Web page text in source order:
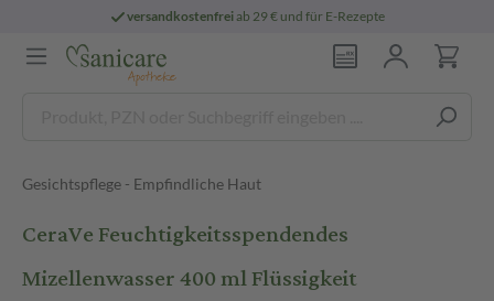
versandkostenfreiab 29 € und für E-Rezepte
Gesichtspflege - Empfindliche Haut
CeraVe Feuchtigkeitsspendendes
Mizellenwasser 400 ml Flüssigkeit